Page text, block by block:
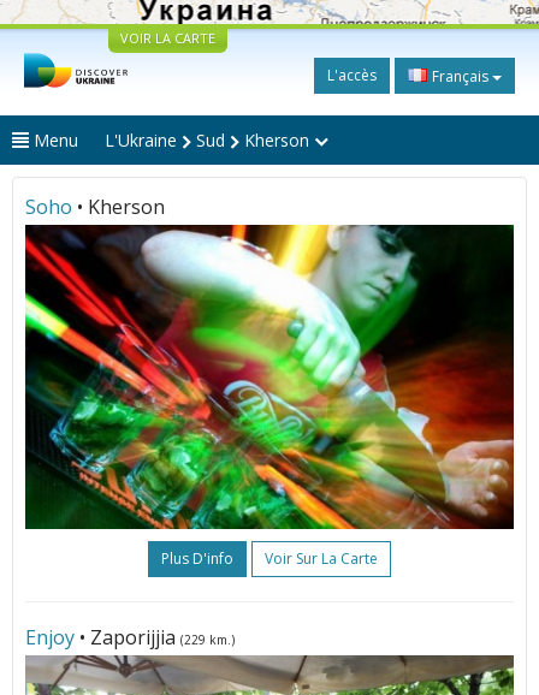
VOIR LA CARTE
L'accès Français
Menu L'Ukraine Sud Kherson
Soho • Kherson
Plus D'info Voir Sur La Carte
Enjoy • Zaporijjia (229 km.)